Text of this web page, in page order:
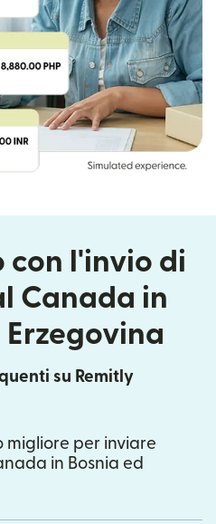
con l'invio di
Canada in
Erzegovina
su Remitly
migliore per inviare
in Bosnia ed